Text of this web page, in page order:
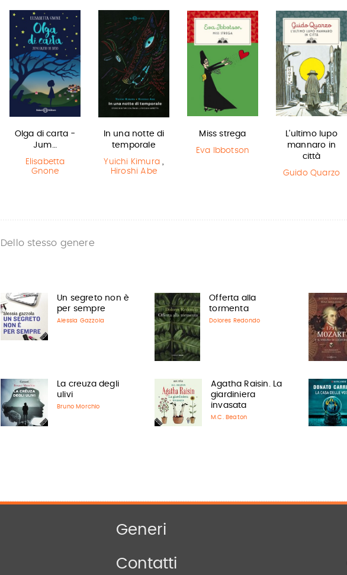
Olga di carta -
Jum…
Elisabetta
Gnone
In una notte di
temporale
Yuichi Kimura ,
Hiroshi Abe
Miss strega
Eva Ibbotson
L'ultimo lupo
mannaro in
città
Guido Quarzo
Dello stesso genere
Un segreto non è
per sempre
Alessia Gazzola
Offerta alla
tormenta
Dolores Redondo
La creuza degli
ulivi
Bruno Morchio
Agatha Raisin. La
giardiniera
invasata
M.C. Beaton
Generi
Contatti